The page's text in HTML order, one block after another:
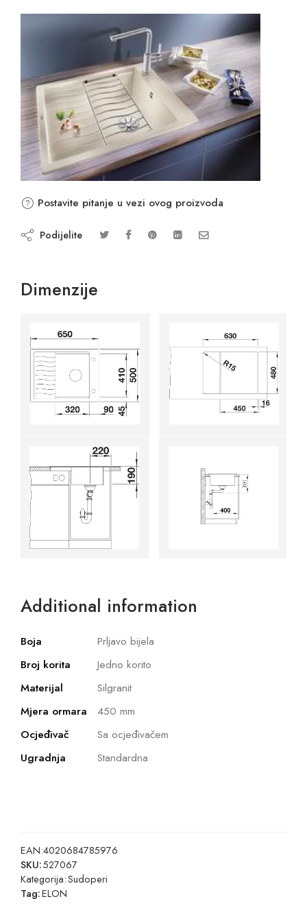
Postavite pitanje u vezi ovog proizvoda
Podijelite
Dimenzije
Additional information
Boja
Prljavo bijela
Broj korita
Jedno korito
Materijal
Silgranit
Mjera ormara
450 mm
Ocjeđivač
Sa ocjeđivačem
Ugradnja
Standardna
EAN:4020684785976
SKU:527067
Kategorija:Sudoperi
Tag:ELON